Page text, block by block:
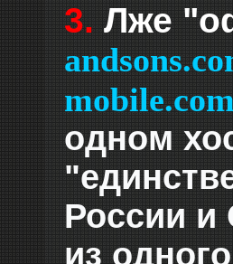
3. Лже
одном
России и
из